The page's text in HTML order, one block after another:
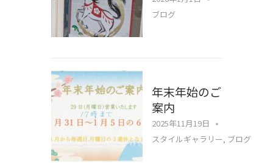
ブログ
年末年始のご
案内
2025年11月19日
スタイルギャラリー, ブログ